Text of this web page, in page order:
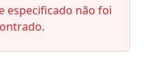
especificado não foi